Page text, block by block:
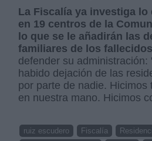
La Fiscalía ya investiga lo
en 19 centros de la
lo que se le añadirán las
familiares de los
defender su administración:
habido dejación de las
por parte de nadie. Hicimos
en nuestra mano. Hicimos
ruiz escudero Fiscalía